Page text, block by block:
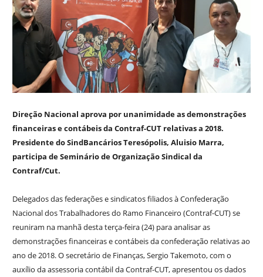
Direção Nacional aprova por unanimidade as demonstrações
financeiras e contábeis da Contraf-CUT relativas a 2018.
Presidente do SindBancários Teresópolis, Aluisio Marra,
participa de Seminário de Organização Sindical da
Contraf/Cut.
Delegados das federações e sindicatos filiados à Confederação
Nacional dos Trabalhadores do Ramo Financeiro (Contraf-CUT) se
reuniram na manhã desta terça-feira (24) para analisar as
demonstrações financeiras e contábeis da confederação relativas ao
ano de 2018. O secretário de Finanças, Sergio Takemoto, com o
auxílio da assessoria contábil da Contraf-CUT, apresentou os dados